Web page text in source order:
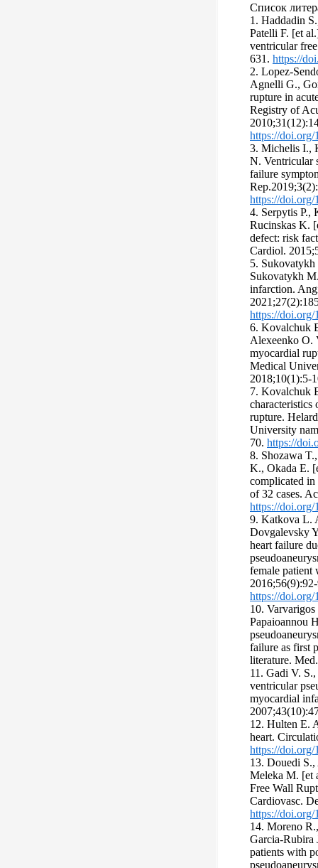
Список
1. Haddadin
Patelli F. [et
ventricular
631. https://
2. Lopez-
Agnelli G.,
rupture in
Registry of
https://doi.org/
3. Michelis I.,
N. Ventricular
failure
https://doi.org/
4. Serpytis P.,
Rucinskas K.
defect: risk
Cardiol.
5.
Sukovatykh
infarction.
https://
6. Kovalchuk
Alexeenko O.
myocardial
Medical
2018;10(1):5-
7. Kovalchuk
rupture.
University
70. https://
8. Shozawa
K., Okada E.
complicated
of 32 cases.
https://doi.org/
9. Katkova L.
Dovgalevsky
heart failure
female patient
https://doi.org/
10.
Papaioannou
failure as first
literature.
11. Gadi V.
ventricular
myocardial
12. Hulten E.
heart.
https://
13. Douedi
Meleka M. [et
Free Wall
Cardiovasc.
https://
14. Moreno
Garcia-Rubira
patients with